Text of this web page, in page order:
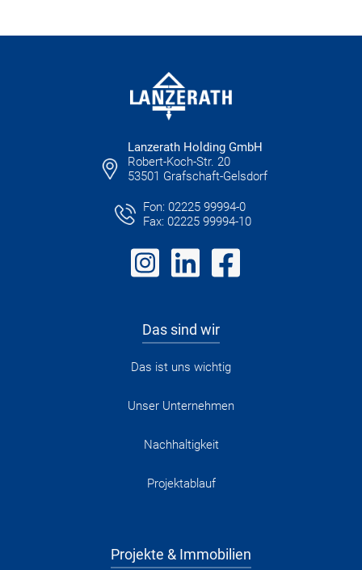
Lanzerath Holding GmbH
Robert-Koch-Str. 20
53501 Grafschaft-Gelsdorf
Fon: 02225 99994-0
Fax: 02225 99994-10
Das sind wir
Das ist uns wichtig
Unser Unternehmen
Nachhaltigkeit
Projektablauf
Projekte & Immobilien